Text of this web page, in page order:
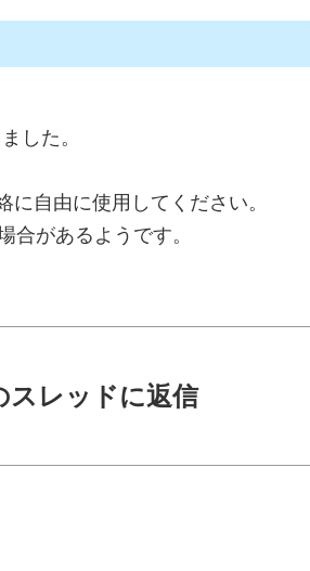
した。
自由に使用してください。
合があるようです。
スレッドに返信